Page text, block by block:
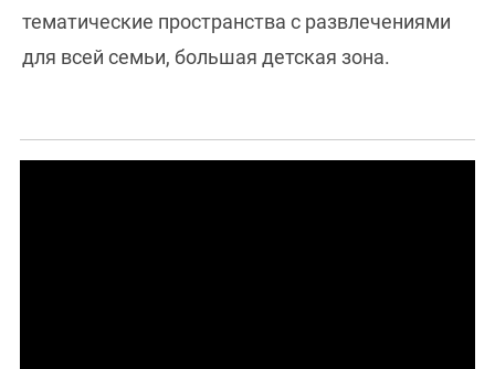
тематические пространства с развлечениями
для всей семьи, большая детская зона.